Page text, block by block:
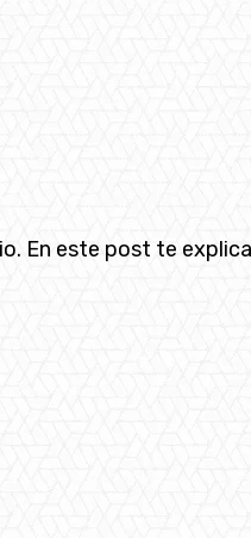
En este post te